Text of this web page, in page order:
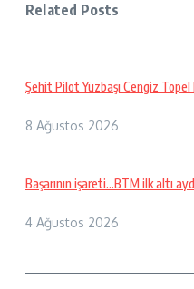
Related Posts
Şehit Pilot Yüzbaşı Cengiz Topel
8 Ağustos 2026
Başarının işareti…BTM ilk altı
4 Ağustos 2026